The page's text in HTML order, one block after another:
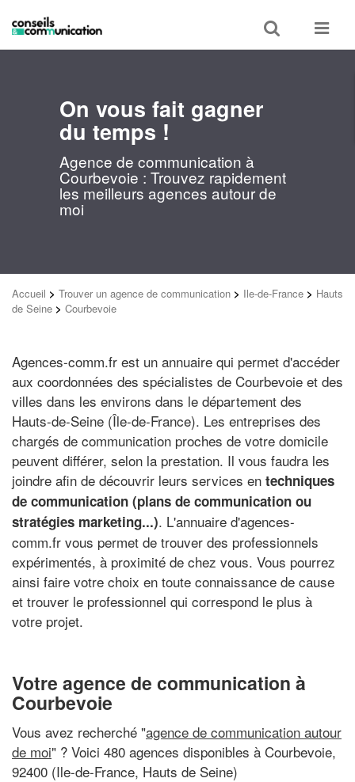
Toggle
search
Toggle
On vous fait gagner
du temps !
Agence de communication à
Courbevoie : Trouvez rapidement
les meilleurs agences autour de
moi
Accueil > Trouver un agence de communication > Ile-de-France > Hauts
de Seine > Courbevoie
Agences-comm.fr est un annuaire qui permet d'accéder
aux coordonnées des spécialistes de Courbevoie et des
villes dans les environs dans le département des
Hauts-de-Seine (Île-de-France). Les entreprises des
chargés de communication proches de votre domicile
peuvent différer, selon la prestation. Il vous faudra les
joindre afin de découvrir leurs services en techniques
de communication (plans de communication ou
stratégies marketing...). L'annuaire d'agences-
comm.fr vous permet de trouver des professionnels
expérimentés, à proximité de chez vous. Vous pourrez
ainsi faire votre choix en toute connaissance de cause
et trouver le professionnel qui correspond le plus à
votre projet.
Votre agence de communication à
Courbevoie
Vous avez recherché "agence de communication autour
de moi" ? Voici 480 agences disponibles à Courbevoie,
92400 (Ile-de-France, Hauts de Seine)